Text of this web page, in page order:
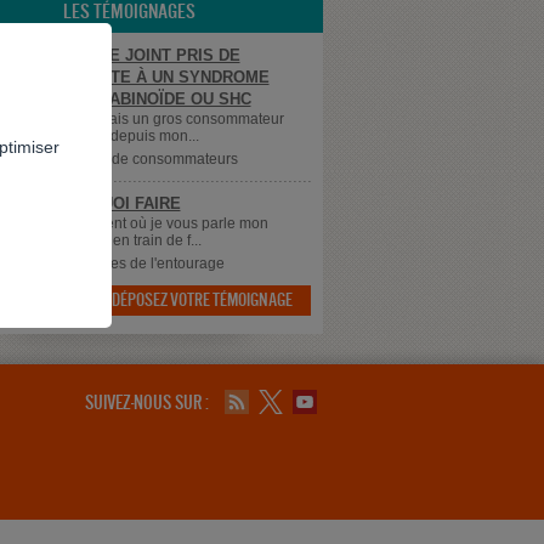
LES TÉMOIGNAGES
FUMEUR DE JOINT PRIS DE
SUITE À UN SYNDROME
CANNABINOÏDE OU SHC
de 50 ans et j'étais un gros consommateur
puis d'herbe depuis mon...
Témoignages de consommateurs
SAIS PLUS QUOI FAIRE
à tous, Au moment où je vous parle mon
qui à 43 ans est en train de f...
Témoignages de l'entourage
DÉPOSEZ VOTRE TÉMOIGNAGE
SUIVEZ-NOUS SUR :